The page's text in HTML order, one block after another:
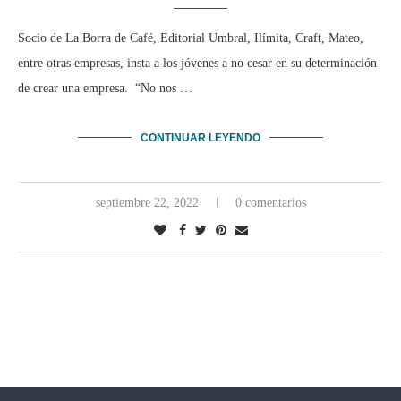
Socio de La Borra de Café, Editorial Umbral, Ilímita, Craft, Mateo,
entre otras empresas, insta a los jóvenes a no cesar en su determinación
de crear una empresa. “No nos …
CONTINUAR LEYENDO
septiembre 22, 2022 0 comentarios